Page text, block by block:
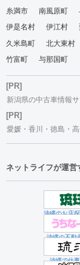
糸満市
南風原町
伊是名村
伊江村
久米島町
北大東村
竹富町
与那国町
[PR]
新潟県の中古車情報
[PR]
愛媛・香川・徳島・
ネットライフが運営
沖縄のお店
沖縄の不動
沖縄で仕